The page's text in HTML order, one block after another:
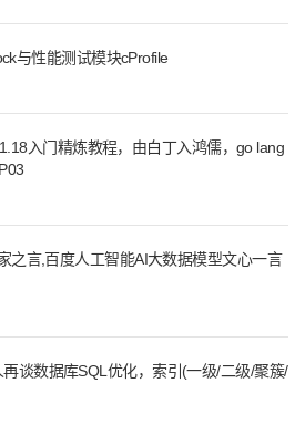
与性能测试模块cProfile
入门精炼教程，由白丁入鸿儒，go lang
之言,百度人工智能AI大数据模型文心一言
谈数据库SQL优化，索引(一级/二级/聚簇/